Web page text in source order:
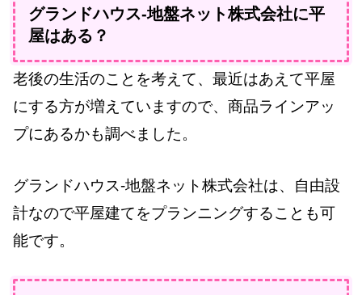
グランドハウス-地盤ネット株式会社に平
屋はある？
老後の生活のことを考えて、最近はあえて平屋
にする方が増えていますので、商品ラインアッ
プにあるかも調べました。
グランドハウス-地盤ネット株式会社は、自由設
計なので平屋建てをプランニングすることも可
能です。